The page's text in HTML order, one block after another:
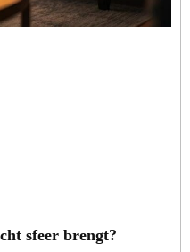
sfeer brengt?